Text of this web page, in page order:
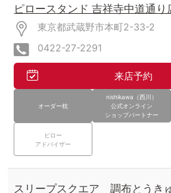
ピロースタンド 吉祥寺中道通り
東京都武蔵野市本町2-33-2
0422-27-2291
来店予約
オーダー枕
nishikawa（西川）
公式オンライン
ショップパートナー
ピロー
アドバイザー
スリープスクエア 調布とうき